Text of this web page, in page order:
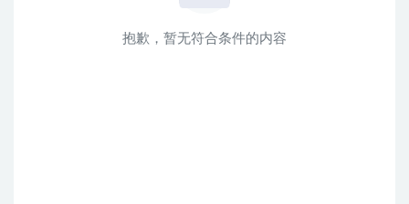
抱歉，暂无符合条件的内容